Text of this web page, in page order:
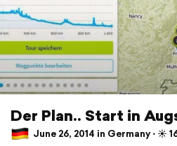
Der Plan.. Start in
June 26, 2014 in Germany ⋅ ☀️